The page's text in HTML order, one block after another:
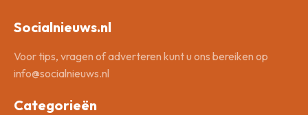
Socialnieuws.nl
Voor tips, vragen of adverteren kunt u ons bereiken op
info@socialnieuws.nl
Categorieën